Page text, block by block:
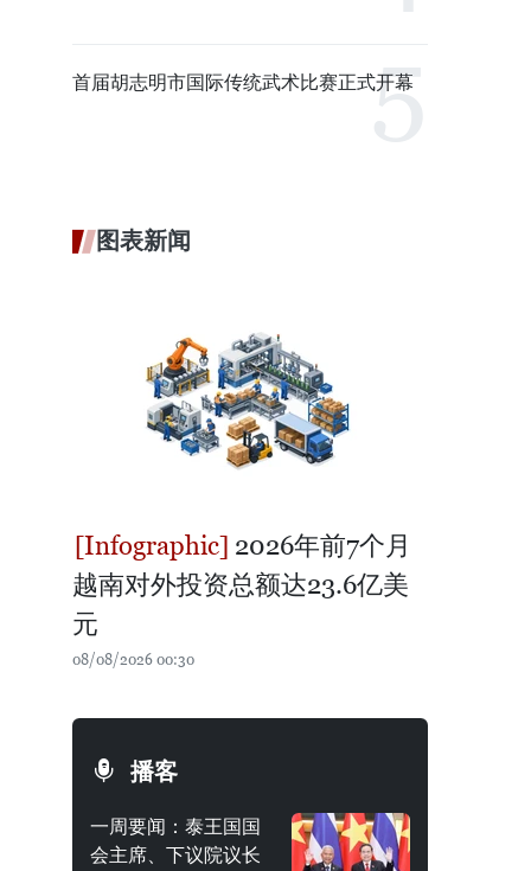
首届胡志明市国际传统武术比赛正式开幕
图表新闻
2026年前7个月
越南对外投资总额达23.6亿美
元
08/08/2026 00:30
播客
一周要闻：泰王国国
会主席、下议院议长